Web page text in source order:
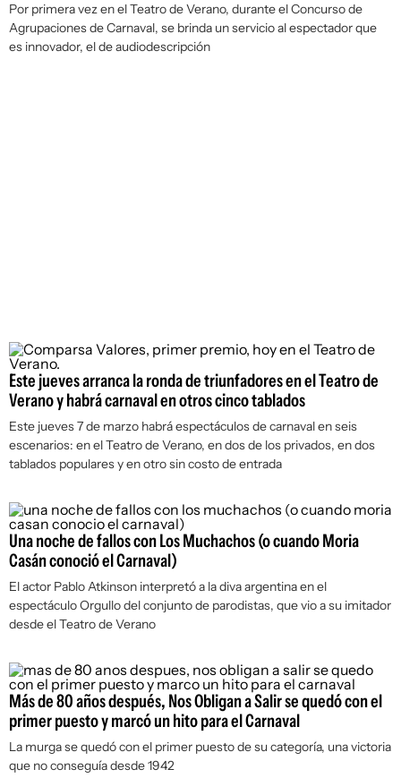
Por primera vez en el Teatro de Verano, durante el Concurso de
Agrupaciones de Carnaval, se brinda un servicio al espectador que
es innovador, el de audiodescripción
Este jueves arranca la ronda de triunfadores en el Teatro de
Verano y habrá carnaval en otros cinco tablados
Este jueves 7 de marzo habrá espectáculos de carnaval en seis
escenarios: en el Teatro de Verano, en dos de los privados, en dos
tablados populares y en otro sin costo de entrada
Una noche de fallos con Los Muchachos (o cuando Moria
Casán conoció el Carnaval)
El actor Pablo Atkinson interpretó a la diva argentina en el
espectáculoOrgullodel conjunto de parodistas, que vio a su imitador
desde el Teatro de Verano
Más de 80 años después, Nos Obligan a Salir se quedó con el
primer puesto y marcó un hito para el Carnaval
La murga se quedó con el primer puesto de su categoría, una victoria
que no conseguía desde 1942